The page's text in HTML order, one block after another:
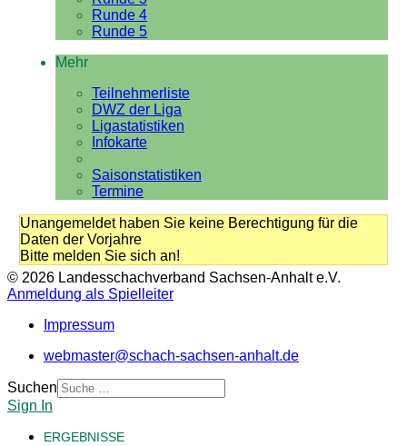
Runde 4
Runde 5
Mehr
Teilnehmerliste
DWZ der Liga
Ligastatistiken
Infokarte
Saisonstatistiken
Termine
Unangemeldet haben Sie keine Berechtigung für die
Daten der Vorjahre
Bitte melden Sie sich an!
© 2026 Landesschachverband Sachsen-Anhalt e.V.
Anmeldung als Spielleiter
Impressum
webmaster@schach-sachsen-anhalt.de
Suchen
Sign In
ERGEBNISSE